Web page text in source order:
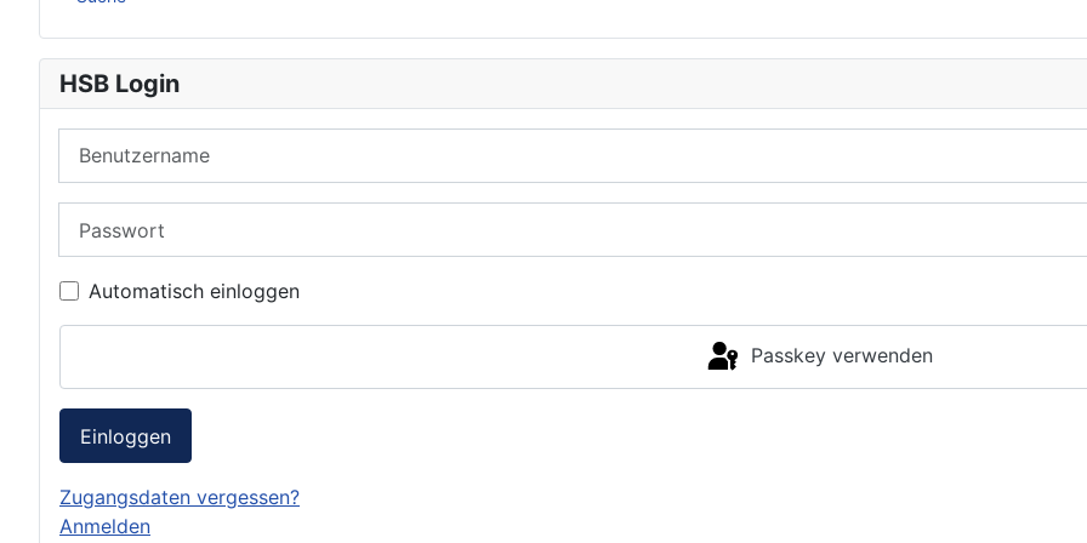
HSB Login
Automatisch einloggen
Passkey verwenden
Einloggen
Zugangsdaten vergessen?
Anmelden